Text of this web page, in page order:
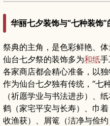
华丽七夕装饰与“七种装饰
祭典的主角，是色彩鲜艳、体
仙台七夕祭的装饰多为和纸手
各家商店都会精心准备，以独
作为仙台七夕独有传统，“七
（祈愿学业与书法进步）、
鹤（家宅平安与长寿）、巾
收渔获）、屑篭（洁净与俭